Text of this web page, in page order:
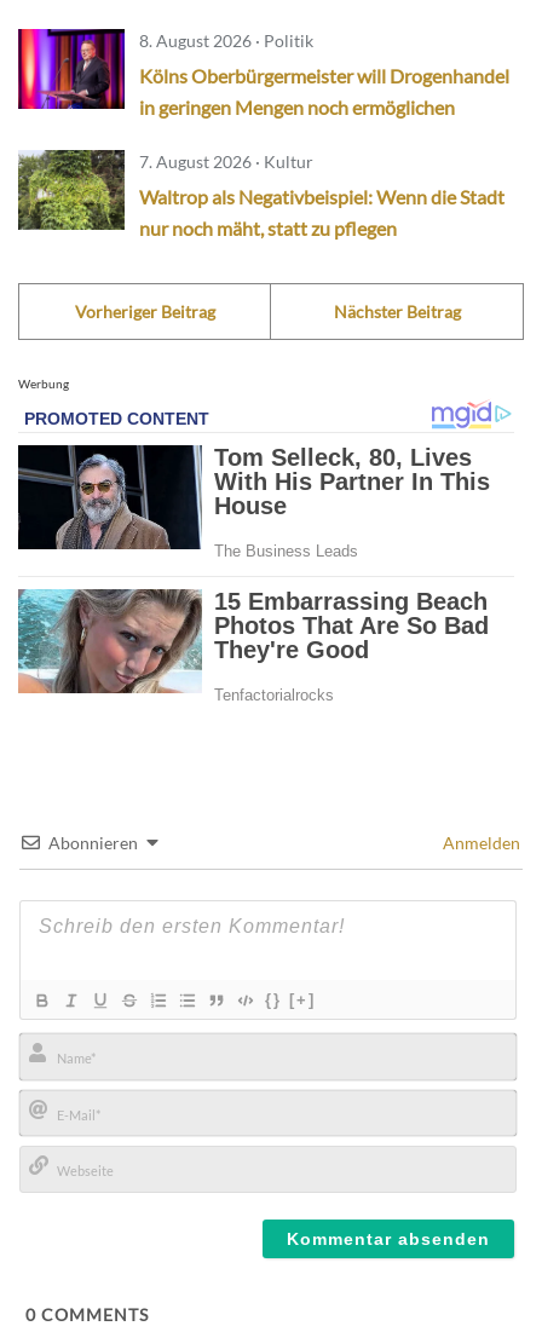
8. August 2026 · Politik
Kölns Oberbürgermeister will Drogenhandel
in geringen Mengen noch ermöglichen
7. August 2026 · Kultur
Waltrop als Negativbeispiel: Wenn die Stadt
nur noch mäht, statt zu pflegen
Vorheriger Beitrag Nächster Beitrag
Werbung
Abonnieren Anmelden
{} [+]
Name*
E-
Mail*
0 COMMENTS